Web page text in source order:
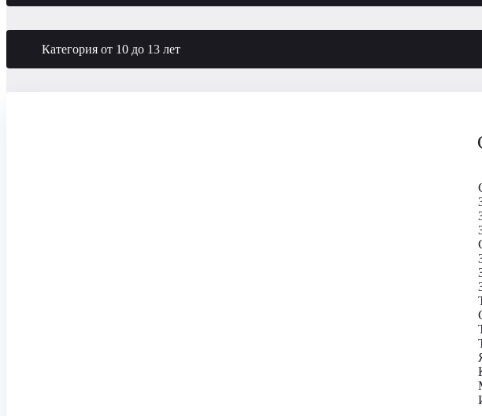
Категория от 10 до 13 лет